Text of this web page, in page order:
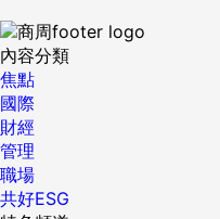
內容分類
焦點
國際
財經
管理
職場
共好ESG